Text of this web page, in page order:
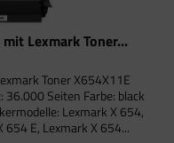
Lexmark Toner...
Toner X654X11E
Seiten Farbe: black
Lexmark X 654,
654 E, Lexmark X 654...